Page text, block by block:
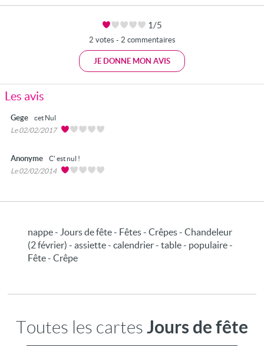
1/5
2 votes - 2 commentaires
JE DONNE MON AVIS
Les avis
Gege
cet Nul
Le 02/02/2017
Anonyme
C' est nul !
Le 02/02/2014
nappe - Jours de fête - Fêtes - Crêpes - Chandeleur
(2 février) - assiette - calendrier - table - populaire -
Fête - Crêpe
Toutes les cartes Jours de fête